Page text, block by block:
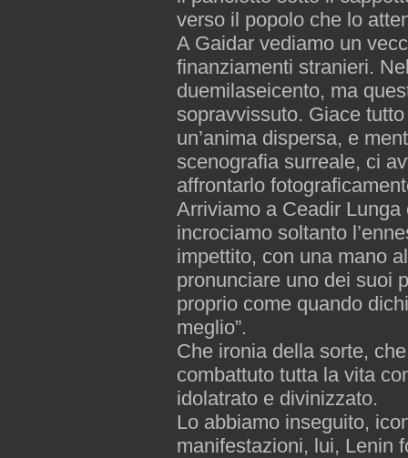
verso il popolo che lo
A Gaidar vediamo un
finanziamenti stranieri.
duemilaseicento, ma
sopravvissuto. Giace
un’anima dispersa, e
scenografia surreale, ci
affrontarlo
Arriviamo a Ceadir
incrociamo soltanto
impettito, con una mano
pronunciare uno dei suoi
proprio come quando
meglio”.
Che ironia della sorte,
combattuto tutta la vita
idolatrato e divinizzato.
Lo abbiamo inseguito,
manifestazioni, lui, Lenin